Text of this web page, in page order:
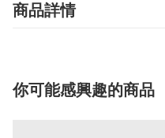
商品詳情
你可能感興趣的商品